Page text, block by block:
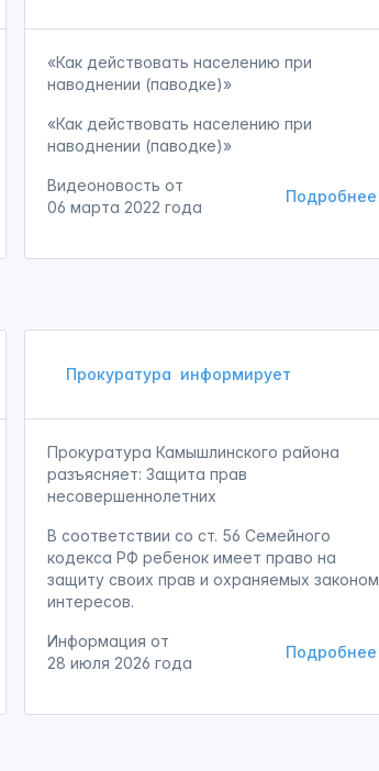
«Как действовать населению при
наводнении (паводке)»
«Как действовать населению при
наводнении (паводке)»
Подробнее
Видеоновость от
06 марта 2022 года
Прокуратура информирует
Прокуратура Камышлинского района
разъясняет: Защита прав
несовершеннолетних
В соответствии со ст. 56 Семейного
кодекса РФ ребенок имеет право на
защиту своих прав и охраняемых законом
интересов.
Подробнее
Информация от
28 июля 2026 года